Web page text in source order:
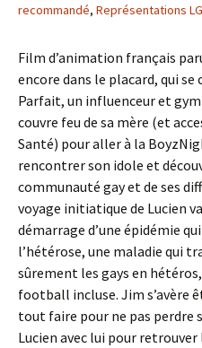
recommandé, Représentations
Film d’animation français
encore dans le placard, qui
Parfait, un influenceur et gym
couvre feu de sa mère (et
Santé) pour aller à la
rencontrer son idole et
communauté gay et de ses
voyage initiatique de Lucien
démarrage d’une épidémie
l’hétérose, une maladie qui
sûrement les gays en
football incluse. Jim s’avère
tout faire pour ne pas perdre
Lucien avec lui pour